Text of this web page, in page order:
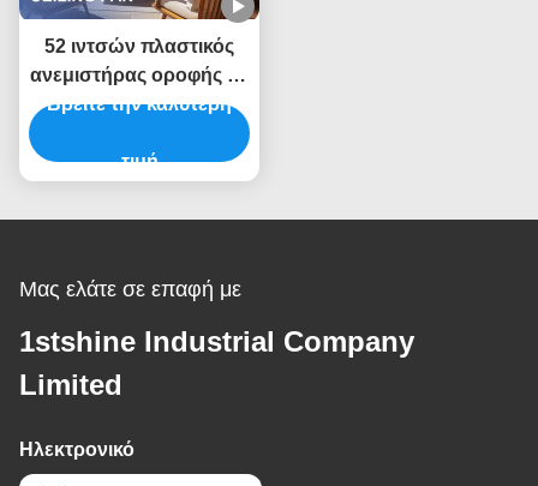
52 ιντσών πλαστικός
ανεμιστήρας οροφής με
επιλογή 6 ταχυτήτων
τηλεχειριστήριο για
ενέργειας
Βρείτε την καλύτερη
τιμή
Μας ελάτε σε επαφή με
1stshine Industrial Company
Limited
Ηλεκτρονικό